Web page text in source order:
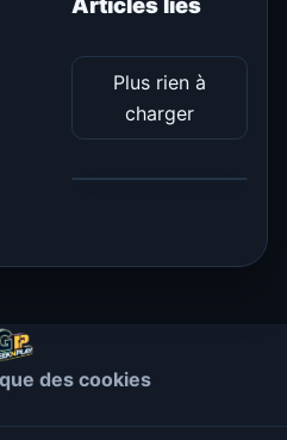
Plus rien à
charger
des cookies